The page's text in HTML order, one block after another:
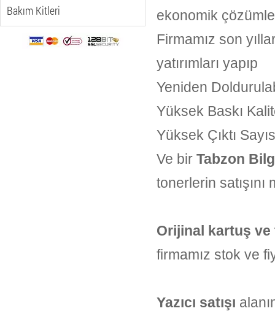
Bakım Kitleri
ekonomik
Firmamız son
yatırımları yapıp
Yeniden
Yüksek Baskı
Yüksek Çıktı
Ve bir Tabzon
tonerlerin
Orijinal kartuş ve
firmamız stok ve
Yazıcı satışı